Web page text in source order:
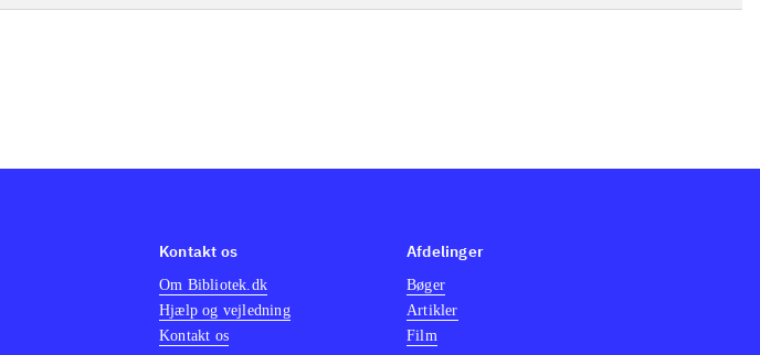
Kontakt os
Om Bibliotek.dk
Hjælp og vejledning
Kontakt os
Afdelinger
Bøger
Artikler
Film